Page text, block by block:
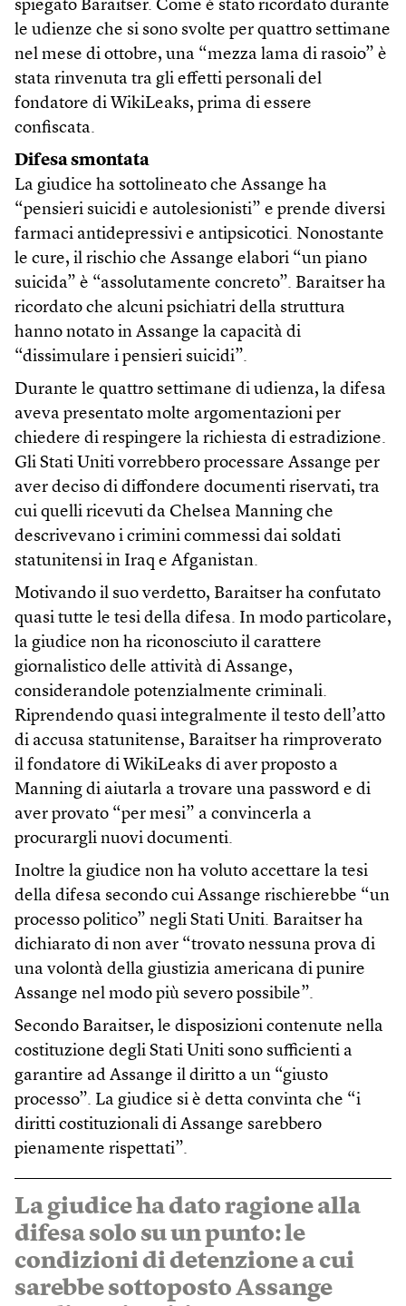
spiegato Baraitser. Come è stato ricordato durante
le udienze che si sono svolte per quattro settimane
nel mese di ottobre, una “mezza lama di rasoio” è
stata rinvenuta tra gli effetti personali del
fondatore di WikiLeaks, prima di essere
confiscata.
Difesa smontata
La giudice ha sottolineato che Assange ha
“pensieri suicidi e autolesionisti” e prende diversi
farmaci antidepressivi e antipsicotici. Nonostante
le cure, il rischio che Assange elabori “un piano
suicida” è “assolutamente concreto”. Baraitser ha
ricordato che alcuni psichiatri della struttura
hanno notato in Assange la capacità di
“dissimulare i pensieri suicidi”.
Durante le quattro settimane di udienza, la difesa
aveva presentato molte argomentazioni per
chiedere di respingere la richiesta di estradizione.
Gli Stati Uniti vorrebbero processare Assange per
aver deciso di diffondere documenti riservati, tra
cui quelli ricevuti da Chelsea Manning che
descrivevano i crimini commessi dai soldati
statunitensi in Iraq e Afganistan.
Motivando il suo verdetto, Baraitser ha confutato
quasi tutte le tesi della difesa. In modo particolare,
la giudice non ha riconosciuto il carattere
giornalistico delle attività di Assange,
considerandole potenzialmente criminali.
Riprendendo quasi integralmente il testo dell’atto
di accusa statunitense, Baraitser ha rimproverato
il fondatore di WikiLeaks di aver proposto a
Manning di aiutarla a trovare una password e di
aver provato “per mesi” a convincerla a
procurargli nuovi documenti.
Inoltre la giudice non ha voluto accettare la tesi
della difesa secondo cui Assange rischierebbe “un
processo politico” negli Stati Uniti. Baraitser ha
dichiarato di non aver “trovato nessuna prova di
una volontà della giustizia americana di punire
Assange nel modo più severo possibile”.
Secondo Baraitser, le disposizioni contenute nella
costituzione degli Stati Uniti sono sufficienti a
garantire ad Assange il diritto a un “giusto
processo”. La giudice si è detta convinta che “i
diritti costituzionali di Assange sarebbero
pienamente rispettati”.
La giudice ha dato ragione alla
difesa solo su un punto: le
condizioni di detenzione a cui
sarebbe sottoposto Assange